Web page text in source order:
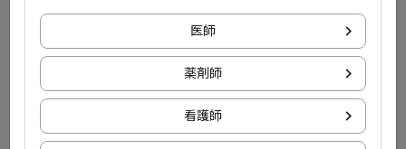
ダウンロード
ご監修
医師
薬剤師
看護師